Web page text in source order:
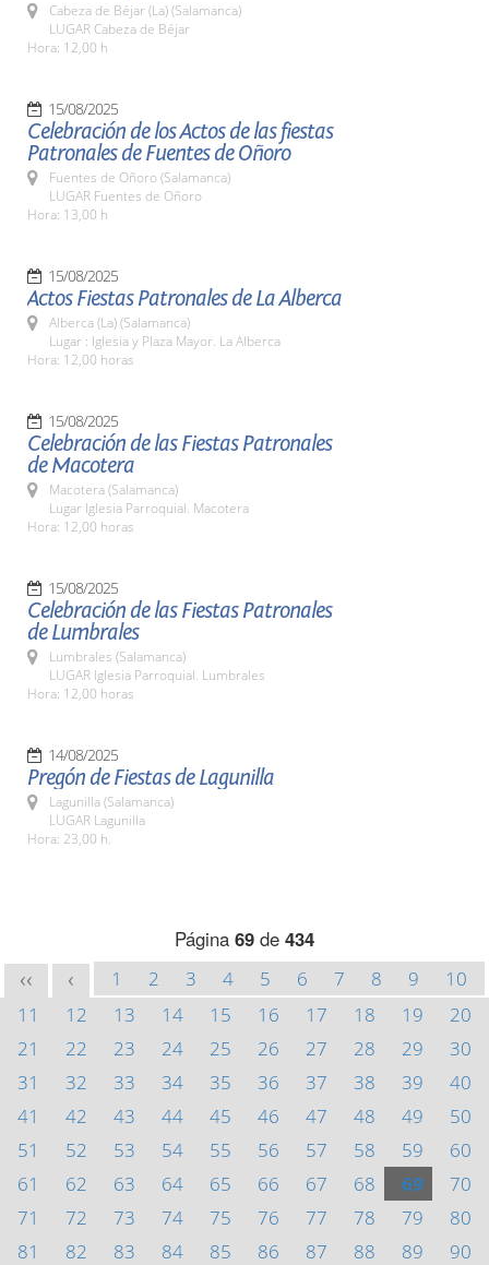
Cabeza de Béjar (La) (Salamanca)
LUGAR Cabeza de Béjar
Hora: 12,00 h
15/08/2025
Celebración de los Actos de las fiestas
Patronales de Fuentes de Oñoro
Fuentes de Oñoro (Salamanca)
LUGAR Fuentes de Oñoro
Hora: 13,00 h
15/08/2025
Actos Fiestas Patronales de La Alberca
Alberca (La) (Salamanca)
Lugar : Iglesia y Plaza Mayor. La Alberca
Hora: 12,00 horas
15/08/2025
Celebración de las Fiestas Patronales
de Macotera
Macotera (Salamanca)
Lugar Iglesia Parroquial. Macotera
Hora: 12,00 horas
15/08/2025
Celebración de las Fiestas Patronales
de Lumbrales
Lumbrales (Salamanca)
LUGAR Iglesia Parroquial. Lumbrales
Hora: 12,00 horas
14/08/2025
Pregón de Fiestas de Lagunilla
Lagunilla (Salamanca)
LUGAR Lagunilla
Hora: 23,00 h.
Página 69 de 434
<< < 1 2 3 4 5 6 7 8 9
10
11
12 13 14 15 16 17 18 19
20
21
22 23 24 25 26 27 28 29
30
31
32 33 34 35 36 37 38 39
40
41
42 43 44 45 46 47 48 49
50
51
52 53 54 55 56 57 58 59
60
61
62 63 64 65 66 67 68 69
70
71
72 73 74 75 76 77 78 79
80
81
82 83 84 85 86 87 88 89
90